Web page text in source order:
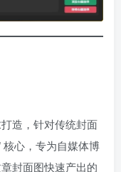
造，针对传统封面
核心，专为自媒体博
封面图快速产出的